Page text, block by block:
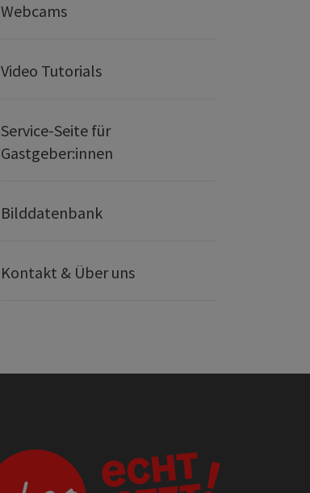
Webcams
Video Tutorials
Service-Seite für
Gastgeber:innen
Bilddatenbank
Kontakt & Über uns